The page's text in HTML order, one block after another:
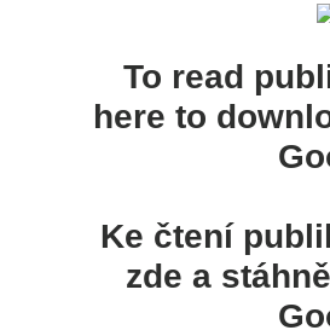
To read
here to
Ke čtení
zde a